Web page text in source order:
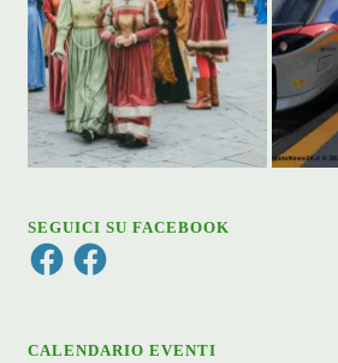
SEGUICI SU FACEBOOK
FacebookFacebook
CALENDARIO EVENTI